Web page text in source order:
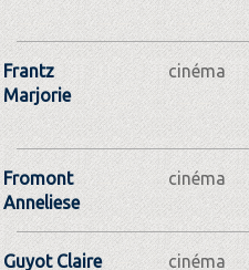
Frantz
Marjorie
cinéma
Fromont
Anneliese
cinéma
Guyot Claire cinéma